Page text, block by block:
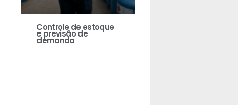
Controle de estoque
e previsão de
demanda